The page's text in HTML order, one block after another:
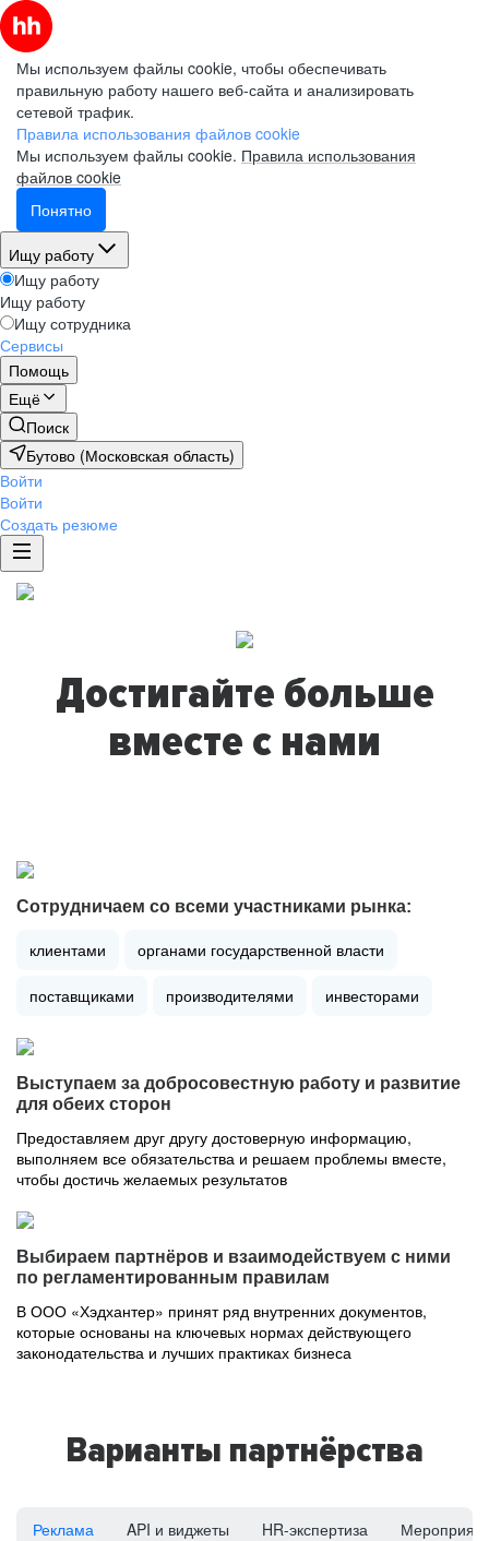
Мы используем файлы cookie, чтобы обеспечивать
правильную работу нашего веб-сайта и анализировать
сетевой трафик.
Правила использования файлов cookie
Мы используем файлы cookie. Правила использования
файлов cookie
Понятно
Ищу работу
Ищу работу
Ищу работу
Ищу сотрудника
Сервисы
Помощь
Ещё
Поиск
Бутово (Московская область)
Войти
Войти
Создать резюме
Достигайте больше
вместе с нами
Сотрудничаем со всеми участниками рынка:
клиентами органами государственной власти
поставщиками производителями инвесторами
Выступаем за добросовестную работу и развитие
для обеих сторон
Предоставляем друг другу достоверную информацию,
выполняем все обязательства и решаем проблемы вместе,
чтобы достичь желаемых результатов
Выбираем партнёров и взаимодействуем с ними
по регламентированным правилам
В ООО «Хэдхантер» принят ряд внутренних документов,
которые основаны на ключевых нормах действующего
законодательства и лучших практиках бизнеса
Варианты партнёрства
Реклама API и виджеты HR-экспертиза